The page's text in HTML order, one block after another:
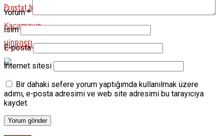
Prostat büyümesi cinsel performansı tesirler mi?
Kaçırmayın
HİDROSEL
Yorum*
İsim
E-posta
İnternet sitesi
Bir dahaki sefere yorum yaptığımda kullanılmak üzere
adımı, e-posta adresimi ve web site adresimi bu tarayıcıya
kaydet.